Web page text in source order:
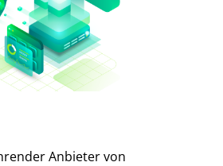
Anbieter von